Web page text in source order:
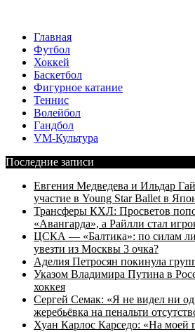
Главная
Футбол
Хоккей
Баскетбол
Фигурное катание
Теннис
Волейбол
Гандбол
VM-Культура
Последние записи
Евгения Медведева и Ильдар
участие в Young Star Ballet в
Трансферы КХЛ: Просветов
«Авангарда», а Райлли стал
ЦСКА — «Балтика»: по силам
увезти из Москвы 3 очка?
Аделия Петросян покинула
Указом Владимира Путина в
хоккея
Сергей Семак: «Я не видел ни
жеребьёвка на пенальти
Хуан Карлос Карседо: «На моей